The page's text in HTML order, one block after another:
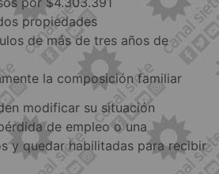
propiedades
de más de tres años de
la composición familiar
modificar su situación
de empleo o una
y quedar habilitadas para recibir